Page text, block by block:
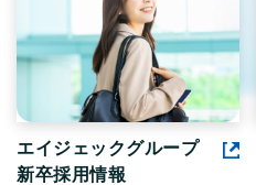
エイジェックグループ
新卒採用情報